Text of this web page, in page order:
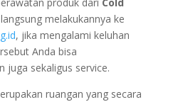
melakukannya ke
, jika mengalami keluhan
Anda bisa
juga sekaligus service.
ruangan yang secara